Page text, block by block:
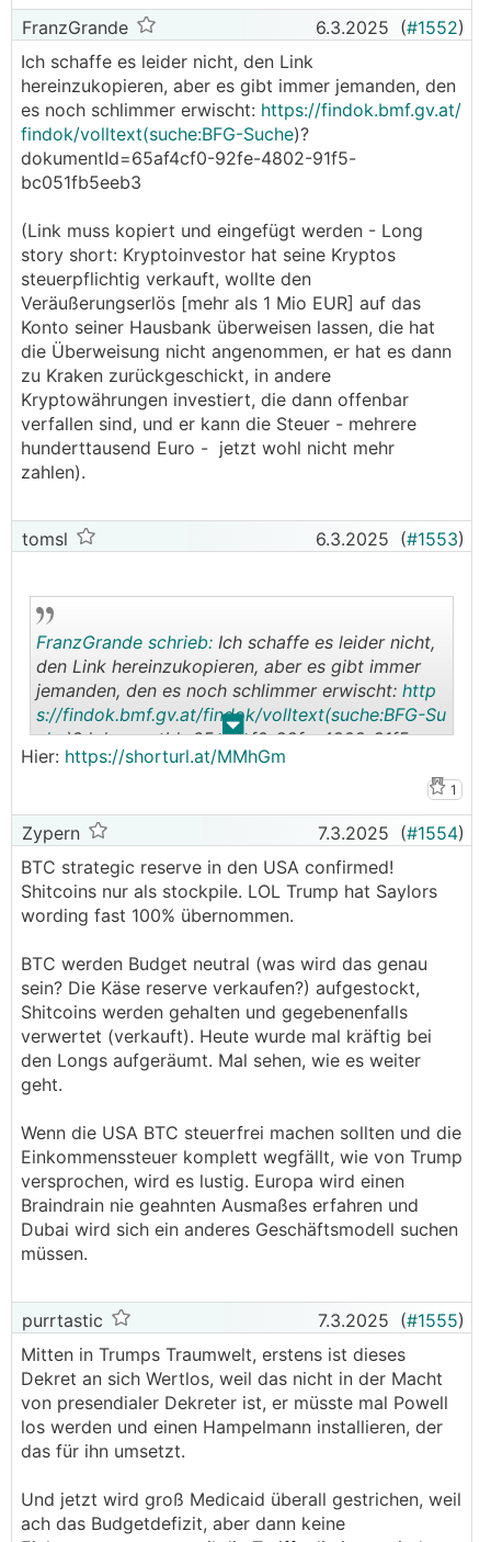
FranzGrande 6.3.2025 (#1552)
Ich schaffe es leider nicht, den Link
hereinzukopieren, aber es gibt immer jemanden, den
es noch schlimmer erwischt: https://findok.bmf.gv.at/
findok/volltext(suche:BFG-Suche)?
dokumentId=65af4cf0-92fe-4802-91f5-
bc051fb5eeb3
(Link muss kopiert und eingefügt werden - Long
story short: Kryptoinvestor hat seine Kryptos
steuerpflichtig verkauft, wollte den
Veräußerungserlös [mehr als 1 Mio EUR] auf das
Konto seiner Hausbank überweisen lassen, die hat
die Überweisung nicht angenommen, er hat es dann
zu Kraken zurückgeschickt, in andere
Kryptowährungen investiert, die dann offenbar
verfallen sind, und er kann die Steuer - mehrere
hunderttausend Euro - jetzt wohl nicht mehr
zahlen).
tomsl 6.3.2025 (#1553)
. .
FranzGrande schrieb: Ich schaffe es leider nicht,
den Link hereinzukopieren, aber es gibt immer
jemanden, den es noch schlimmer erwischt: http
s://findok.bmf.gv.at/findok/volltext(suche:BFG-Su
che)?dokumentId=65af4cf0-92fe-4802-91f5-
bc051fb5eeb3
Hier: https://shorturl.at/MMhGm
1
Zypern 7.3.2025 (#1554)
BTC strategic reserve in den USA confirmed!
Shitcoins nur als stockpile. LOL Trump hat Saylors
wording fast 100% übernommen.
BTC werden Budget neutral (was wird das genau
sein? Die Käse reserve verkaufen?) aufgestockt,
Shitcoins werden gehalten und gegebenenfalls
verwertet (verkauft). Heute wurde mal kräftig bei
den Longs aufgeräumt. Mal sehen, wie es weiter
geht.
Wenn die USA BTC steuerfrei machen sollten und die
Einkommenssteuer komplett wegfällt, wie von Trump
versprochen, wird es lustig. Europa wird einen
Braindrain nie geahnten Ausmaßes erfahren und
Dubai wird sich ein anderes Geschäftsmodell suchen
müssen.
purrtastic 7.3.2025 (#1555)
Mitten in Trumps Traumwelt, erstens ist dieses
Dekret an sich Wertlos, weil das nicht in der Macht
von presendialer Dekreter ist, er müsste mal Powell
los werden und einen Hampelmann installieren, der
das für ihn umsetzt.
Und jetzt wird groß Medicaid überall gestrichen, weil
ach das Budgetdefizit, aber dann keine